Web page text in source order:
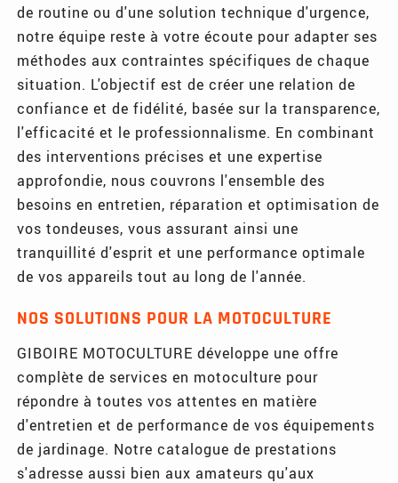
de routine ou d'une solution technique d'urgence,
notre équipe reste à votre écoute pour adapter ses
méthodes aux contraintes spécifiques de chaque
situation. L'objectif est de créer une relation de
confiance et de fidélité, basée sur la transparence,
l'efficacité et le professionnalisme. En combinant
des interventions précises et une expertise
approfondie, nous couvrons l'ensemble des
besoins en entretien, réparation et optimisation de
vos tondeuses, vous assurant ainsi une
tranquillité d'esprit et une performance optimale
de vos appareils tout au long de l'année.
NOS SOLUTIONS POUR LA MOTOCULTURE
GIBOIRE MOTOCULTURE développe une offre
complète de services en motoculture pour
répondre à toutes vos attentes en matière
d'entretien et de performance de vos équipements
de jardinage. Notre catalogue de prestations
s'adresse aussi bien aux amateurs qu'aux